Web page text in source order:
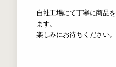
自社工場にて丁寧に商品
ます。
​楽しみにお待ちください。